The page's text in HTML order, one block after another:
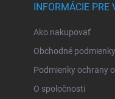
INFORMÁCIE PRE
Ako nakupovať
Obchodné podmienky
Podmienky ochrany
O spoločnosti